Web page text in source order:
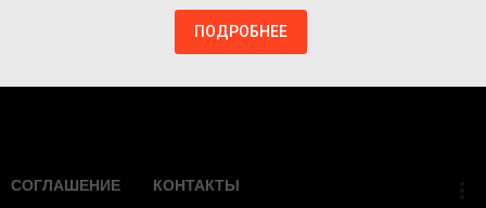
ПОДРОБНЕЕ
СОГЛАШЕНИЕ КОНТАКТЫ